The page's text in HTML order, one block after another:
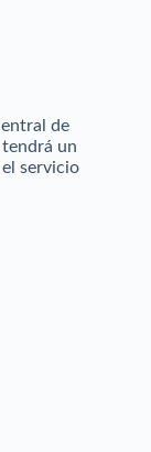
de
un
servicio